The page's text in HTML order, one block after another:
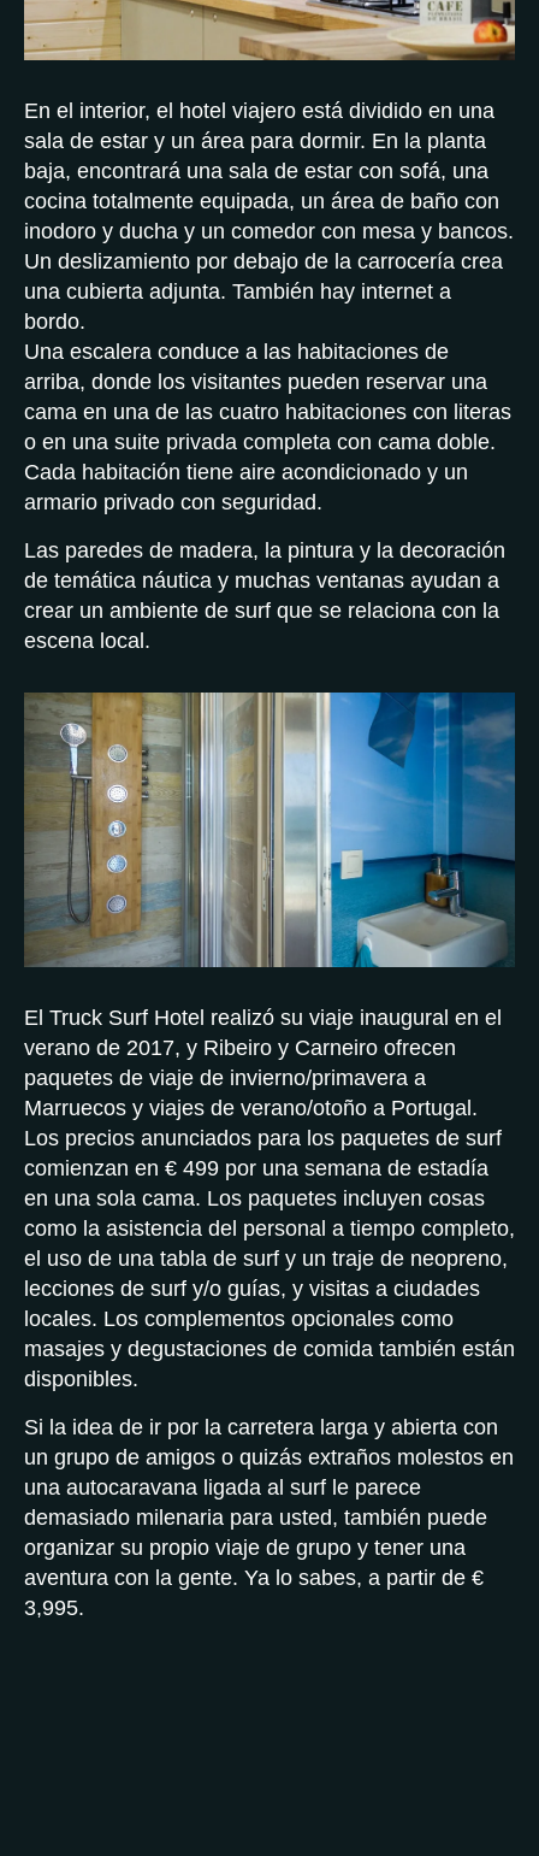
En el interior, el hotel viajero está dividido en una
sala de estar y un área para dormir. En la planta
baja, encontrará una sala de estar con sofá, una
cocina totalmente equipada, un área de baño con
inodoro y ducha y un comedor con mesa y bancos.
Un deslizamiento por debajo de la carrocería crea
una cubierta adjunta. También hay internet a
bordo.
Una escalera conduce a las habitaciones de
arriba, donde los visitantes pueden reservar una
cama en una de las cuatro habitaciones con literas
o en una suite privada completa con cama doble.
Cada habitación tiene aire acondicionado y un
armario privado con seguridad.
Las paredes de madera, la pintura y la decoración
de temática náutica y muchas ventanas ayudan a
crear un ambiente de surf que se relaciona con la
escena local.
El Truck Surf Hotel realizó su viaje inaugural en el
verano de 2017, y Ribeiro y Carneiro ofrecen
paquetes de viaje de invierno/primavera a
Marruecos y viajes de verano/otoño a Portugal.
Los precios anunciados para los paquetes de surf
comienzan en € 499 por una semana de estadía
en una sola cama. Los paquetes incluyen cosas
como la asistencia del personal a tiempo completo,
el uso de una tabla de surf y un traje de neopreno,
lecciones de surf y/o guías, y visitas a ciudades
locales. Los complementos opcionales como
masajes y degustaciones de comida también están
disponibles.
Si la idea de ir por la carretera larga y abierta con
un grupo de amigos o quizás extraños molestos en
una autocaravana ligada al surf le parece
demasiado milenaria para usted, también puede
organizar su propio viaje de grupo y tener una
aventura con la gente. Ya lo sabes, a partir de €
3,995.